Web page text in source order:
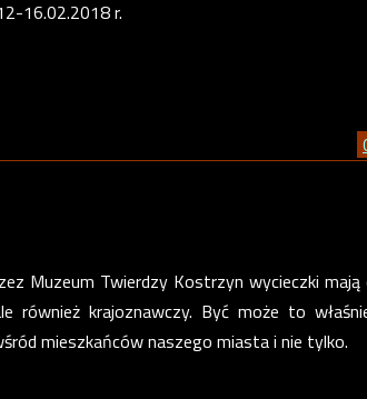
16.02.2018 r.
Muzeum Twierdzy Kostrzyn wycieczki mają
również krajoznawczy. Być może to
mieszkańców naszego miasta i nie tylko.